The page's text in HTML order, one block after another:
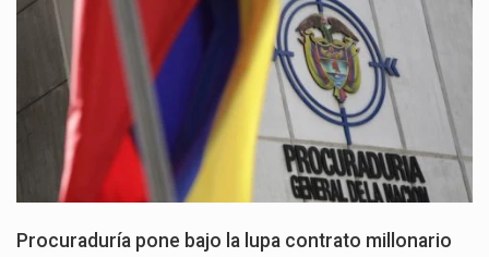
Procuraduría pone bajo la lupa contrato millonario